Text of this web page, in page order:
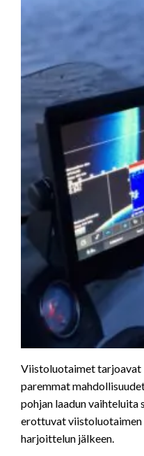
Viistoluotaimet
paremmat
pohjan laadun
erottuvat viistoluotaimen
harjoittelun jälkeen.